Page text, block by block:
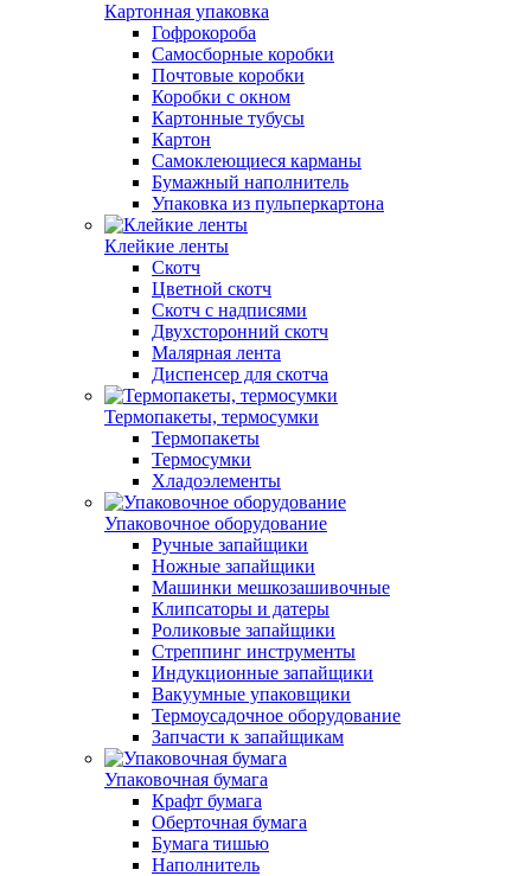
Картонная упаковка
Гофрокороба
Самосборные коробки
Почтовые коробки
Коробки с окном
Картонные тубусы
Картон
Самоклеющиеся карманы
Бумажный наполнитель
Упаковка из пульперкартона
Клейкие ленты
Скотч
Цветной скотч
Скотч с надписями
Двухсторонний скотч
Малярная лента
Диспенсер для скотча
Термопакеты, термосумки
Термопакеты
Термосумки
Хладоэлементы
Упаковочное оборудование
Ручные запайщики
Ножные запайщики
Машинки мешкозашивочные
Клипсаторы и датеры
Роликовые запайщики
Стреппинг инструменты
Индукционные запайщики
Вакуумные упаковщики
Термоусадочное оборудование
Запчасти к запайщикам
Упаковочная бумага
Крафт бумага
Оберточная бумага
Бумага тишью
Наполнитель